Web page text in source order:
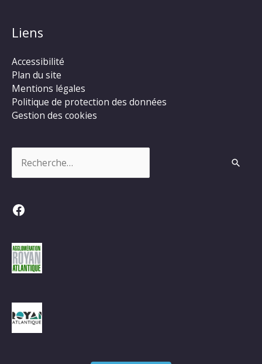
Liens
Accessibilité
Plan du site
Mentions légales
Politique de protection des données
Gestion des cookies
Facebook